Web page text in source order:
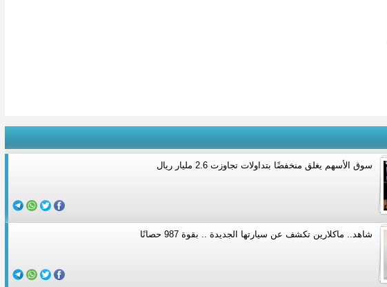
سوق الأسهم يغلق منخفضًا بتداولات تجاوزت 2.6 مليار ريال
شاهد.. ماكلارين تكشف عن سيارتها الجديدة .. بقوة 987 حصانًا